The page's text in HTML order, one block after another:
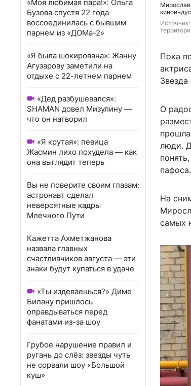
«Моя любимая пара!»: Ольга
Бузова спустя 22 года
воссоединилась с бывшим
парнем из «ДОМа-2»
«Я была шокирована»: Жанну
Агузарову заметили на
отдыхе с 22-летнем парнем
«Дед разбушевался»:
SHAMAN довел Мизулину —
что он натворил
«Я крутая»: певица
Жасмин лихо похудела — как
она выглядит теперь
Вы не поверите своим глазам:
астронавт сделал
невероятные кадры
Млечного Пути
Кажетта Ахметжанова
назвала главных
счастливчиков августа — эти
знаки будут купаться в удаче
«Ты издеваешься?» Диме
Билану пришлось
оправдываться перед
фанатами из-за шоу
Грубое нарушение правил и
ругань до слёз: звезды чуть
не сорвали шоу «Большой
куш»
Источник:
Пока
О
люди.
пафоса.
На
самых